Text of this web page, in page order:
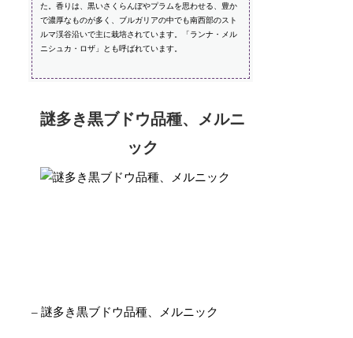
た。香りは、黒いさくらんぼやプラムを思わせる、豊か
で濃厚なものが多く、ブルガリアの中でも南西部のスト
ルマ渓谷沿いで主に栽培されています。「ランナ・メル
ニシュカ・ロザ」とも呼ばれています。
謎多き黒ブドウ品種、メルニ
ック
– 謎多き黒ブドウ品種、メルニック